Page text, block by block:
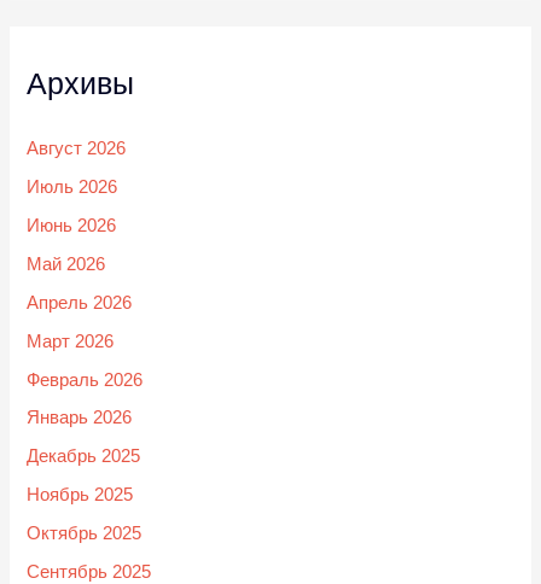
Архивы
Август 2026
Июль 2026
Июнь 2026
Май 2026
Апрель 2026
Март 2026
Февраль 2026
Январь 2026
Декабрь 2025
Ноябрь 2025
Октябрь 2025
Сентябрь 2025